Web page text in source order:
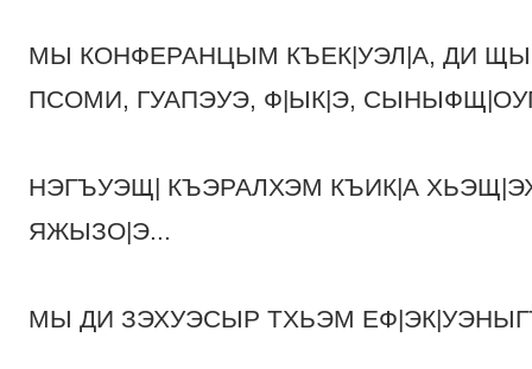
МЫ КОНФЕРАНЦЫМ КЪЕК|УЭЛ|А, ДИ
ПСОМИ, ГУАПЭУЭ, Ф|ЫК|Э,
НЭГЪУЭЩ| КЪЭРАЛХЭМ КЪИК|А
ЯЖЫЗО|Э...
МЫ ДИ ЗЭХУЭСЫР ТХЬЭМ